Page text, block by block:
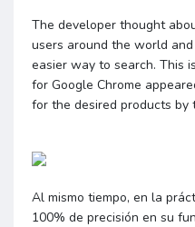
The developer thought
users around the world
easier way to search. This
for Google Chrome
for the desired products by
Al mismo tiempo, en la
100% de precisión en su